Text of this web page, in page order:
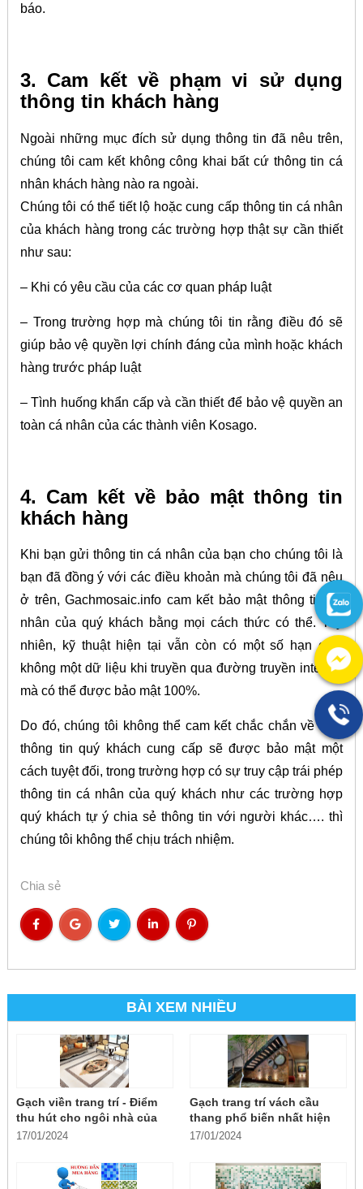
báo.
3. Cam kết về phạm vi sử dụng
thông tin khách hàng
Ngoài những mục đích sử dụng thông tin đã nêu trên,
chúng tôi cam kết không công khai bất cứ thông tin cá
nhân khách hàng nào ra ngoài.
Chúng tôi có thể tiết lộ hoặc cung cấp thông tin cá nhân
của khách hàng trong các trường hợp thật sự cần thiết
như sau:
– Khi có yêu cầu của các cơ quan pháp luật
– Trong trường hợp mà chúng tôi tin rằng điều đó sẽ
giúp bảo vệ quyền lợi chính đáng của mình hoặc khách
hàng trước pháp luật
– Tình huống khẩn cấp và cần thiết để bảo vệ quyền an
toàn cá nhân của các thành viên Kosago.
4. Cam kết về bảo mật thông tin
khách hàng
Khi bạn gửi thông tin cá nhân của bạn cho chúng tôi là
bạn đã đồng ý với các điều khoản mà chúng tôi đã nêu
ở trên, Gachmosaic.info cam kết bảo mật thông tin cá
nhân của quý khách bằng mọi cách thức có thể. Tuy
nhiên, kỹ thuật hiện tại vẫn còn có một số hạn chế,
không một dữ liệu khi truyền qua đường truyền internet
mà có thể được bảo mật 100%.
Do đó, chúng tôi không thể cam kết chắc chắn về việc
thông tin quý khách cung cấp sẽ được bảo mật một
cách tuyệt đối, trong trường hợp có sự truy cập trái phép
thông tin cá nhân của quý khách như các trường hợp
quý khách tự ý chia sẻ thông tin với người khác…. thì
chúng tôi không thể chịu trách nhiệm.
Chia sẻ
BÀI XEM NHIỀU
Gạch viền trang trí - Điểm
thu hút cho ngôi nhà của
bạn
17/01/2024
Gạch trang trí vách cầu
thang phổ biến nhất hiện
nay
17/01/2024